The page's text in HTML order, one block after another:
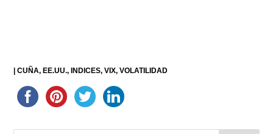
|CUÑA EE.UU. INDICES VIX VOLATILIDAD